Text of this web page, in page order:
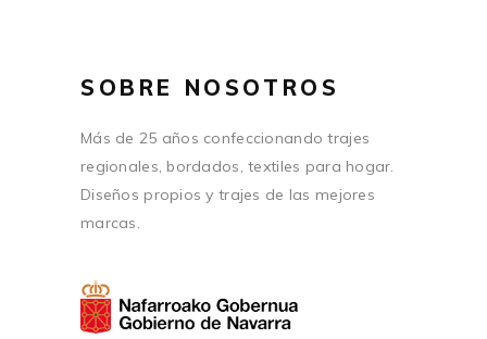
SOBRE NOSOTROS
Más de 25 años confeccionando trajes
regionales, bordados, textiles para hogar.
Diseños propios y trajes de las mejores
marcas.